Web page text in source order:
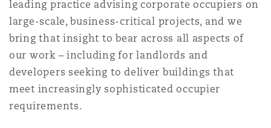
Droit réglementaire
Satellites et espace
Risques politiques et crédit
Bator
Jersey
York
County
leading practice advising corporate occupiers on
large-scale, business-critical projects, and we
bring that insight to bear across all aspects of
our work – including for landlords and
developers seeking to deliver buildings that
meet increasingly sophisticated occupier
requirements.